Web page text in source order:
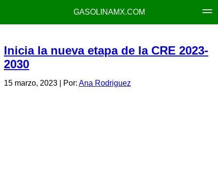
GASOLINAMX.COM
Inicia la nueva etapa de la CRE 2023-
2030
15 marzo, 2023 | Por: Ana Rodriguez